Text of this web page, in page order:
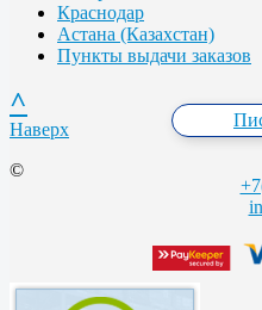
Краснодар
Астана (Казахстан)
Пункты выдачи заказов
^
Наверх
©